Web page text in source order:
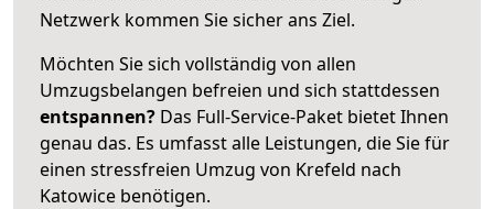
Netzwerk kommen Sie sicher ans Ziel.
Möchten Sie sich vollständig von allen
Umzugsbelangen befreien und sich stattdessen
entspannen? Das Full-Service-Paket bietet Ihnen
genau das. Es umfasst alle Leistungen, die Sie für
einen stressfreien Umzug von Krefeld nach
Katowice benötigen.